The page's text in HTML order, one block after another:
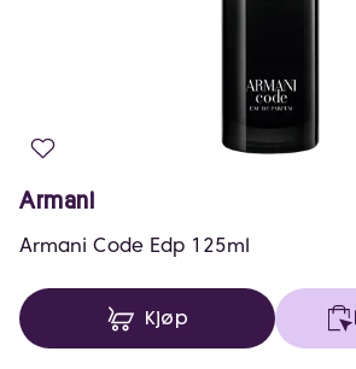
Armani
Armani Code Edp 125ml
Kjøp